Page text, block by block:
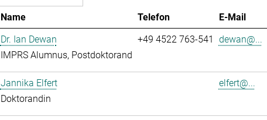
Name Telefon E-Mail
Dr. Ian Dewan
IMPRS Alumnus, Postdoktorand
+49 4522 763-541 dewan@...
Jannika Elfert
Doktorandin
elfert@...